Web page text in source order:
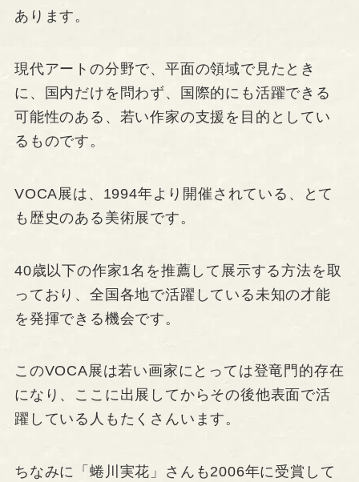
あります。
現代アートの分野で、平面の領域で見たとき
に、国内だけを問わず、国際的にも活躍できる
可能性のある、若い作家の支援を目的としてい
るものです。
VOCA展は、1994年より開催されている、とて
も歴史のある美術展です。
40歳以下の作家1名を推薦して展示する方法を取
っており、全国各地で活躍している未知の才能
を発揮できる機会です。
このVOCA展は若い画家にとっては登竜門的存在
になり、ここに出展してからその後他表面で活
躍している人もたくさんいます。
ちなみに「蜷川実花」さんも2006年に受賞して